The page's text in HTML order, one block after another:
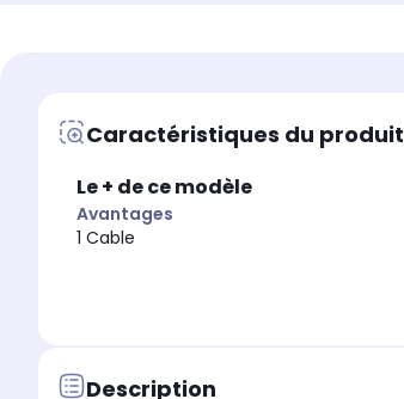
Caractéristiques du produit
Le + de ce modèle
Avantages
1 Cable
Description